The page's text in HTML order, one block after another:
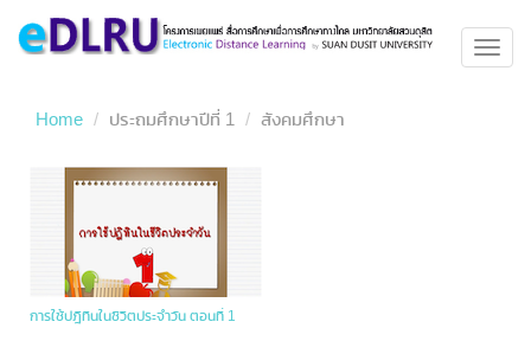
Home ประถมศึกษาปีที่ 1 สังคมศึกษา
การใช้ปฎิทินในชีวิตประจำวัน ตอนที่ 1